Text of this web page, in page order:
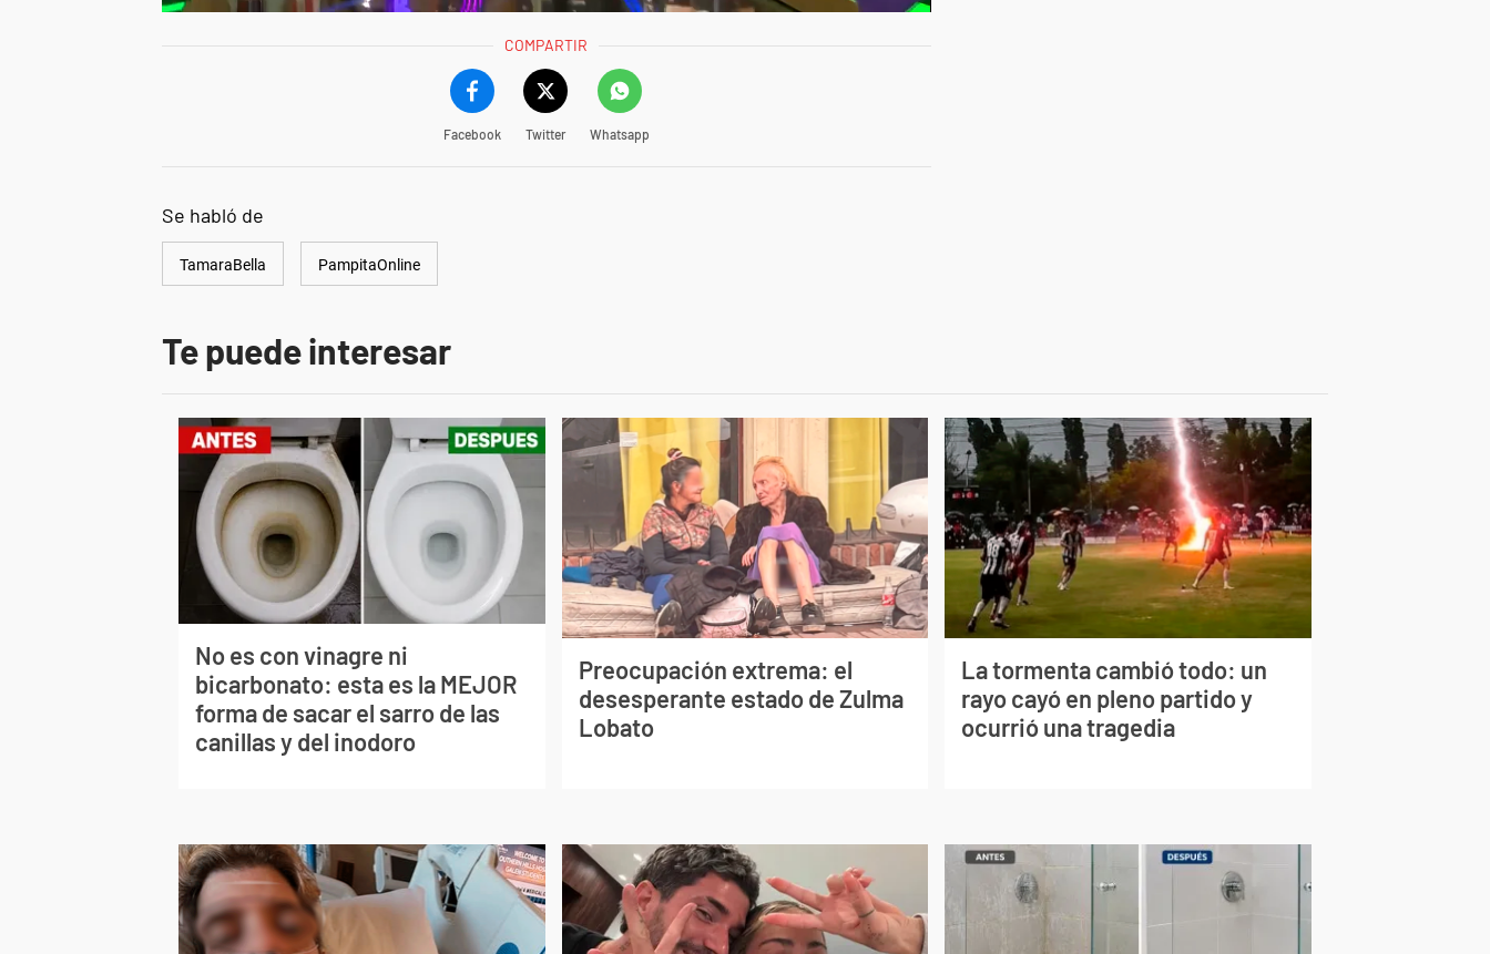
COMPARTIR
Facebook Twitter Whatsapp
Se habló de
TamaraBella PampitaOnline
Te puede interesar
No es con vinagre ni
bicarbonato: esta es la MEJOR
forma de sacar el sarro de las
canillas y del inodoro
Preocupación extrema: el
desesperante estado de Zulma
Lobato
La tormenta cambió todo: un
rayo cayó en pleno partido y
ocurrió una tragedia